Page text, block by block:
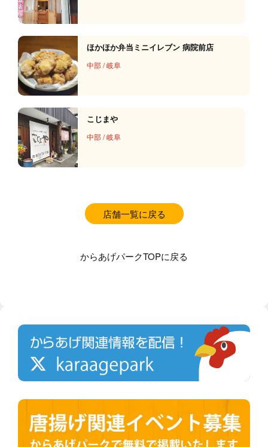
ほかほか弁当ミニイレブン 病院前店
中部/岐阜
こじまや
中部/岐阜
店舗一覧に戻る
からあげパークTOPに戻る